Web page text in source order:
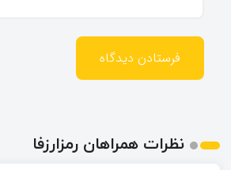
نظرات همراهان رمزارزفا